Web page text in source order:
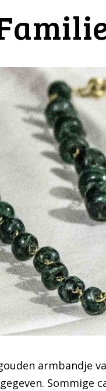
armbandje
Sommige